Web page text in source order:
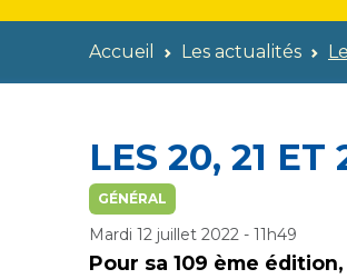
Accueil Les actualités
LES 20, 21 ET
GÉNÉRAL
Mardi 12 juillet 2022 - 11h49
Pour sa 109 ème